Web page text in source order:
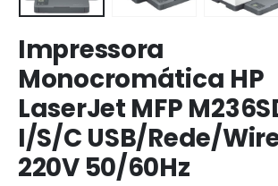
Impressora
Monocromática HP
LaserJet MFP
I/S/C USB/Rede/
220V 50/60Hz